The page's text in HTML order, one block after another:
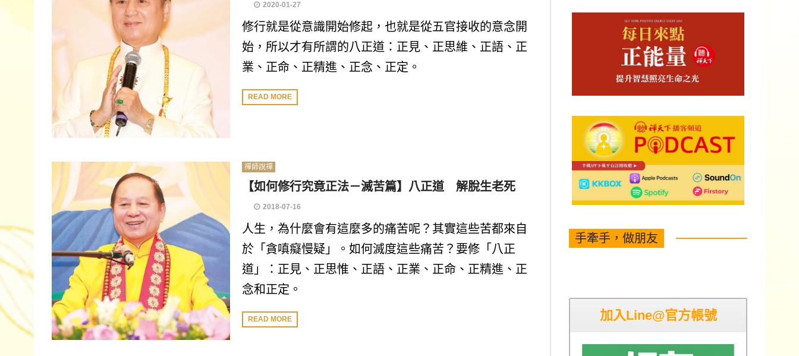
2020-01-27
修行就是從意識開始修起，也就是從五官接收的意念開
始，所以才有所謂的八正道：正見、正思維、正語、正
業、正命、正精進、正念、正定。
READ MORE
禪師說禪
【如何修行究竟正法－滅苦篇】八正道 解脫生老死
2018-07-16
人生，為什麼會有這麼多的痛苦呢？其實這些苦都來自
於「貪嗔癡慢疑」。如何滅度這些痛苦？要修「八正
道」：正見、正思惟、正語、正業、正命、正精進、正
念和正定。
READ MORE
手牽手，做朋友
加入Line@官方帳號